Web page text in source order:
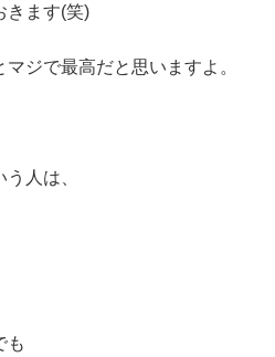
きます(笑)
ジで最高だと思いますよ。
人は、
も